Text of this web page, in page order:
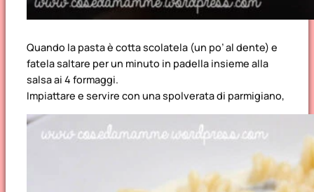
Quando la pasta è cotta scolatela (un po’ al dente) e
fatela saltare per un minuto in padella insieme alla
salsa ai 4 formaggi.
Impiattare e servire con una spolverata di parmigiano,